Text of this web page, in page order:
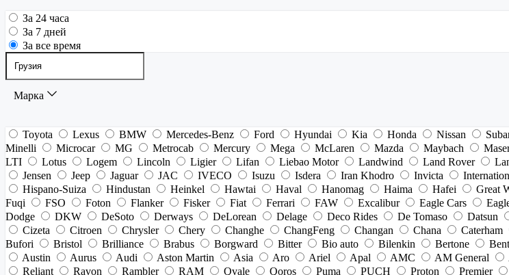
За 24 часа
За 7 дней
За все время
Марка
Toyota Lexus BMW Mercedes-Benz Ford Hyundai Kia Honda Nissan
Minelli
Microcar MG Metrocab Mercury Mega McLaren Mazda Maybach
LTI
Lotus Logem Lincoln Ligier Lifan Liebao Motor Landwind Land Rover
Jensen
Jeep Jaguar JAC IVECO Isuzu Isdera Iran Khodro Invicta
Hispano-Suiza
Hindustan Heinkel Hawtai Haval Hanomag Haima Hafei Great
Fuqi
FSO Foton Flanker Fisker Fiat Ferrari FAW Excalibur Eagle Cars
Dodge
DKW DeSoto Derways DeLorean Delage Deco Rides De Tomaso Datsun
Cizeta
Citroen Chrysler Chery Changhe ChangFeng Changan Chana Caterham
Bufori
Bristol Brilliance Brabus Borgward Bitter Bio auto Bilenkin Bertone
Austin
Aurus Audi Aston Martin Asia Aro Ariel Apal AMC AM General
Reliant
Ravon Rambler RAM Qvale Qoros Puma PUCH Proton Premier